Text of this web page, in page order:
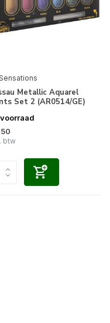
Metallic Aquarel
Set 2 (AR0514/GE)
btw